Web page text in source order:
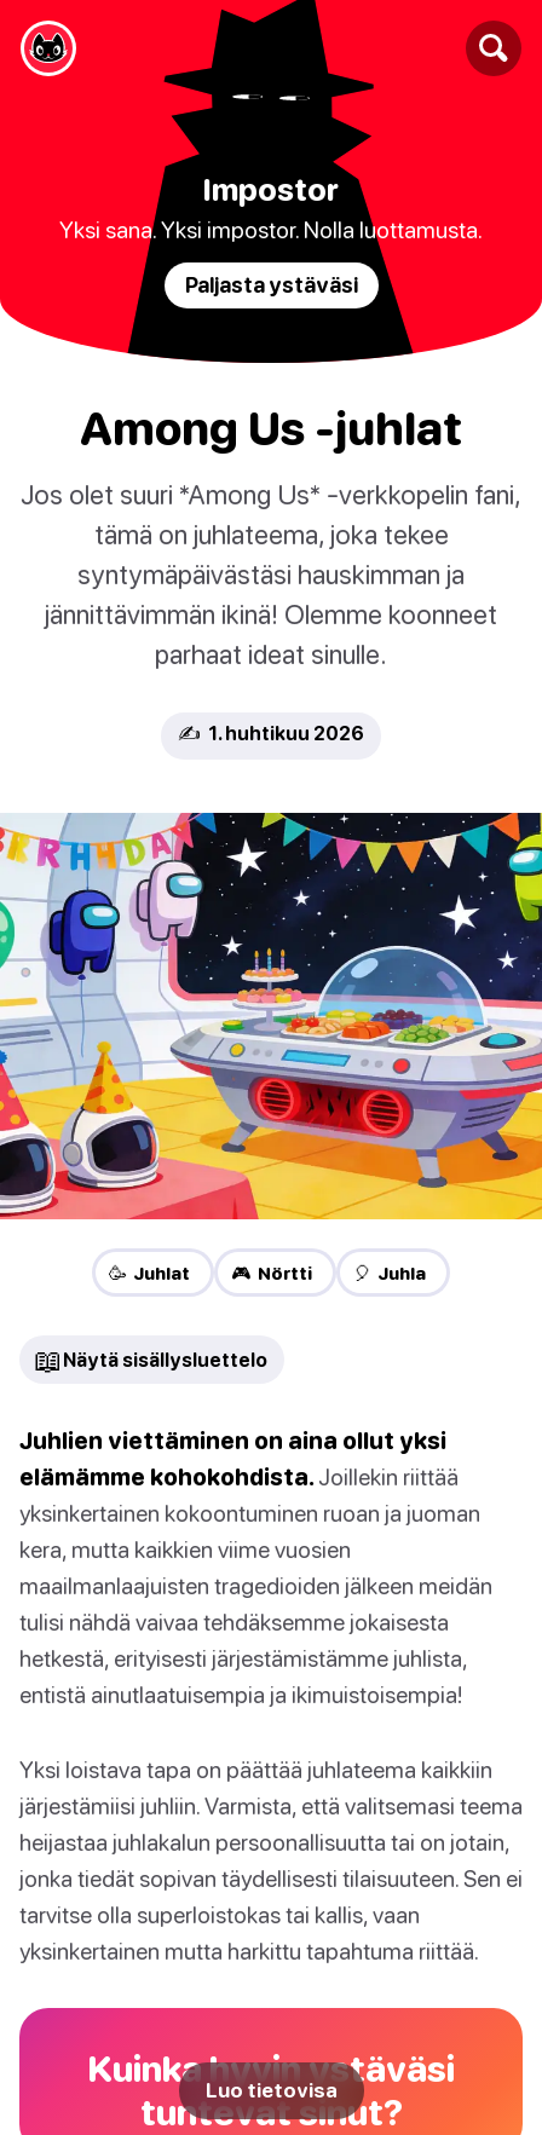
Impostor
Yksi sana. Yksi impostor. Nolla luottamusta.
Paljasta ystäväsi
Among Us -juhlat
Jos olet suuri *Among Us* -verkkopelin fani,
tämä on juhlateema, joka tekee
syntymäpäivästäsi hauskimman ja
jännittävimmän ikinä! Olemme koonneet
parhaat ideat sinulle.
✍️ 1. huhtikuu 2026
🥳 Juhlat 🎮 Nörtti 🎈 Juhla
📖 Näytä sisällysluettelo
Juhlien viettäminen on aina ollut yksi
elämämme kohokohdista. Joillekin riittää
yksinkertainen kokoontuminen ruoan ja juoman
kera, mutta kaikkien viime vuosien
maailmanlaajuisten tragedioiden jälkeen meidän
tulisi nähdä vaivaa tehdäksemme jokaisesta
hetkestä, erityisesti järjestämistämme juhlista,
entistä ainutlaatuisempia ja ikimuistoisempia!
Yksi loistava tapa on päättää juhlateema kaikkiin
järjestämiisi juhliin. Varmista, että valitsemasi teema
heijastaa juhlakalun persoonallisuutta tai on jotain,
jonka tiedät sopivan täydellisesti tilaisuuteen. Sen ei
tarvitse olla superloistokas tai kallis, vaan
yksinkertainen mutta harkittu tapahtuma riittää.
Kuinka hyvin ystäväsi
tuntevat sinut?
Luo tietovisa